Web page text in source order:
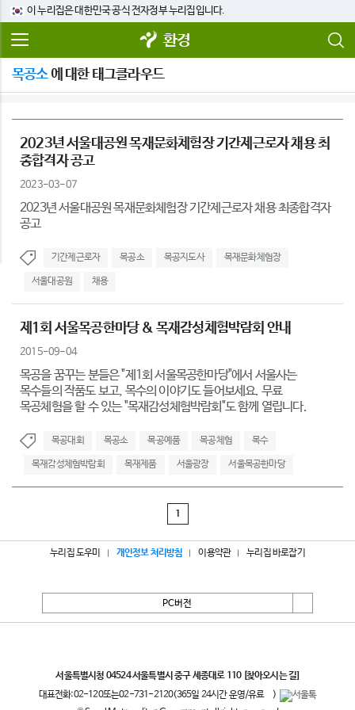
이 누리집은 대한민국 공식 전자정부 누리집입니다.
환경
목공소에 대한 태그클라우드
2023년 서울대공원 목재문화체험장 기간제근로자 채용 최
종합격자 공고
2023-03-07
2023년 서울대공원 목재문화체험장 기간제근로자 채용 최종합격자
공고
기간제근로자 목공소 목공지도사 목재문화체험장
서울대공원 채용
제1회 서울목공한마당 & 목재감성체험박람회 안내
2015-09-04
목공을 꿈꾸는 분들은 "제1회 서울목공한마당"에서 서울사는
목수들의 작품도 보고, 목수의 이야기도 들어보세요. 무료
목공체험을 할 수 있는 "목재감성체험박람회"도 함께 열립니다.
목공대회 목공소 목공예품 목공체험 목수
목재감성체험박람회 목재제품 서울광장 서울목공한마당
1
누리집 도우미 개인정보 처리방침 이용약관 누리집 바로잡기
PC버전
서울특별시청 04524 서울특별시 중구 세종대로 110 [찾아오시는 길]
대표전화:02-120또는02-731-2120(365일 24시간 운영/유료
)